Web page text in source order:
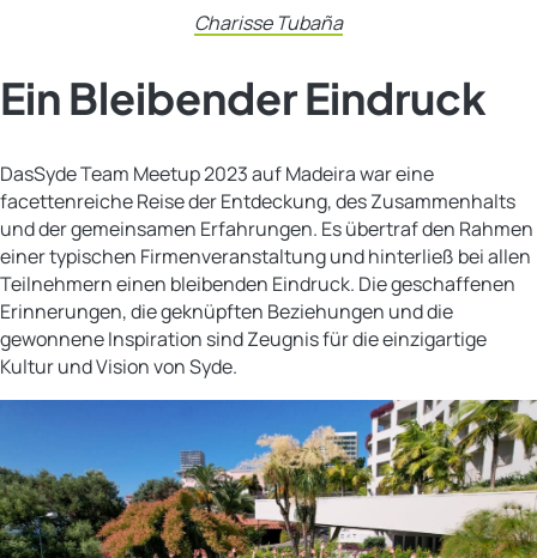
Charisse Tubaña
Ein Bleibender Eindruck
DasSyde Team Meetup 2023 auf Madeira war eine
facettenreiche Reise der Entdeckung, des Zusammenhalts
und der gemeinsamen Erfahrungen. Es übertraf den Rahmen
einer typischen Firmenveranstaltung und hinterließ bei allen
Teilnehmern einen bleibenden Eindruck. Die geschaffenen
Erinnerungen, die geknüpften Beziehungen und die
gewonnene Inspiration sind Zeugnis für die einzigartige
Kultur und Vision von Syde.